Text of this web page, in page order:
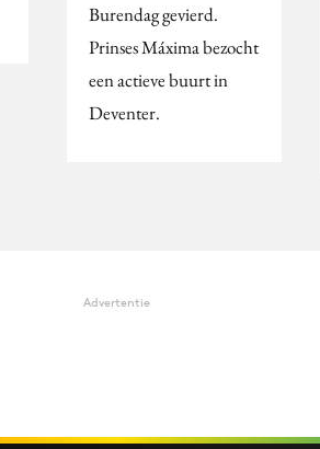
Burendag gevierd.
Prinses Máxima bezocht
een actieve buurt in
Deventer.
Advertentie